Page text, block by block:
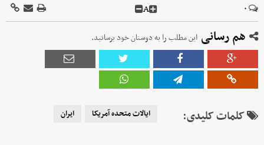
۰ A
هم رسانی این مطلب را به دوستان خود برسانید.
کلمات کلیدی: ایالات متحده آمریکا ایران